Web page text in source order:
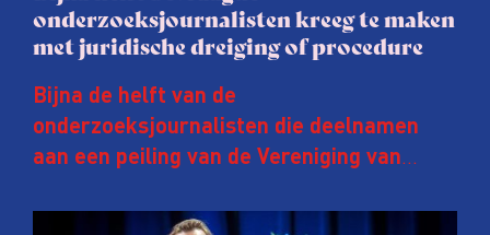
onderzoeksjournalisten kreeg te maken
met juridische dreiging of procedure
Bijna de helft van de
onderzoeksjournalisten die deelnamen
aan een peiling van de Vereniging van
afgelopen twee jaar te maken met